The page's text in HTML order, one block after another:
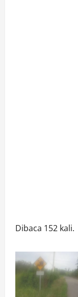
Dibaca 152 kali.